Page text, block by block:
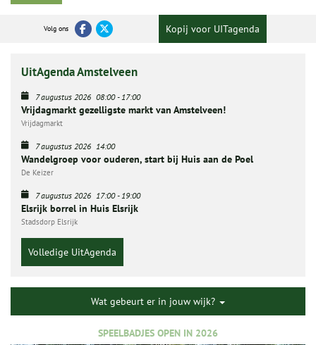
Volg ons Kopij voor UITagenda
UitAgenda Amstelveen
7 augustus 2026 08:00-17:00
Vrijdagmarkt gezelligste markt van Amstelveen!
Vrijdagmarkt
7 augustus 2026 14:00
Wandelgroep voor ouderen, start bij Huis aan de Poel
De Keizer
7 augustus 2026 17:00-19:00
Elsrijk borrel in Huis Elsrijk
Stadsdorp Elsrijk
Volledige UitAgenda
Wat gebeurt er in jouw wijk?
SPEELBADJES OPEN IN 2026